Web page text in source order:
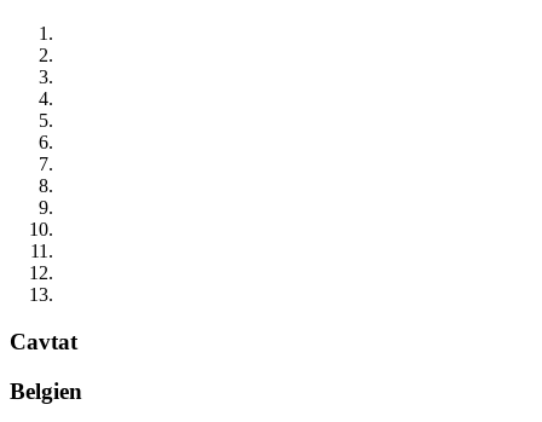
Cavtat
Belgien